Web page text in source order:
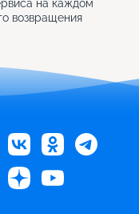
на каждом
возвращения